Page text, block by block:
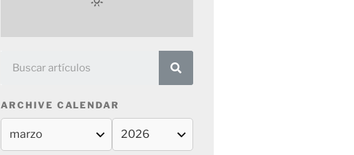
ARCHIVE CALENDAR